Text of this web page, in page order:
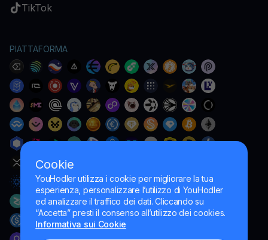
Cookie
YouHodler utilizza i cookie per migliorare la tua
esperienza, personalizzare l’utilizzo di YouHodler
ed analizzare il traffico dei dati. Cliccando su
“Accetta” presti il consenso all’utilizzo dei cookies.
Informativa sui Cookie
TikTok
PIATTAFORMA